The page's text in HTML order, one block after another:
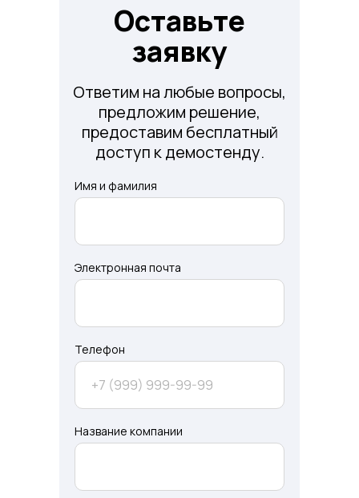
Имя и фамилия
Электронная почта
Телефон
Название компании
Ответим на любые вопросы,
предложим решение,
предоставим бесплатный
доступ к демостенду.
Оставьте
заявку